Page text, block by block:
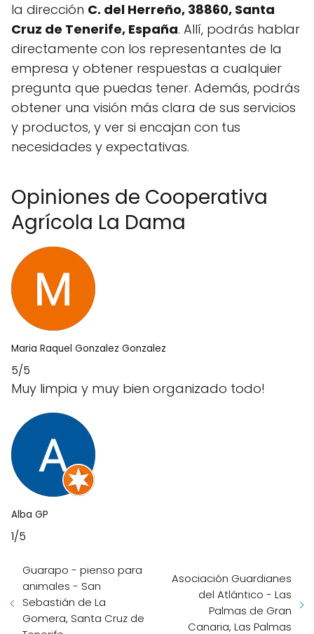
la dirección C. del Herreño, 38860, Santa
Cruz de Tenerife, España. Allí, podrás hablar
directamente con los representantes de la
empresa y obtener respuestas a cualquier
pregunta que puedas tener. Además, podrás
obtener una visión más clara de sus servicios
y productos, y ver si encajan con tus
necesidades y expectativas.
Opiniones de Cooperativa
Agrícola La Dama
Maria Raquel Gonzalez Gonzalez
5/5
Muy limpia y muy bien organizado todo!
Alba GP
1/5
Guarapo - pienso para
animales - San
Sebastián de La
Gomera, Santa Cruz de
Asociación Guardianes
del Atlántico - Las
Palmas de Gran
Canaria, Las Palmas